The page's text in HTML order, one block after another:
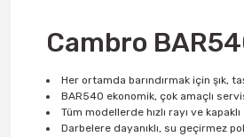
Cambro
Her ortamda barındırmak için şık,
BAR540 ekonomik, çok amaçlı
Tüm modellerde hızlı rayı ve
Darbelere dayanıklı, su geçirmez